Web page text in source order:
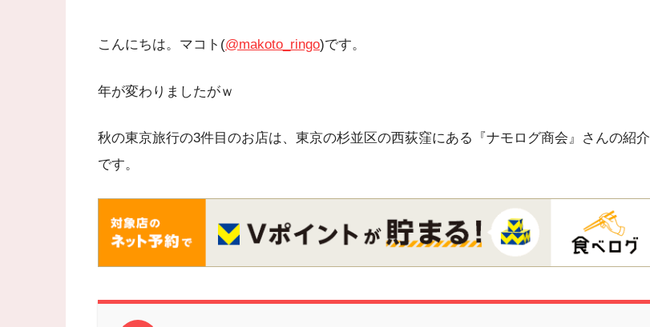
こんにちは。マコト(@makoto_ringo)です。
年が変わりましたがｗ
秋の東京旅行の3件目のお店は、東京の杉並区の西荻窪にある『ナモログ商会』さんの紹介
です。